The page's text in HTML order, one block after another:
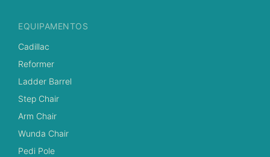
EQUIPAMENTOS
Cadillac
Reformer
Ladder Barrel
Step Chair
Arm Chair
Wunda Chair
Pedi Pole